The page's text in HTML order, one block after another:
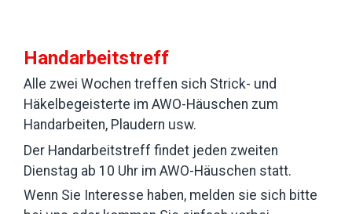
Handarbeitstreff
Alle zwei Wochen treffen sich Strick- und
Häkelbegeisterte im AWO-Häuschen zum
Handarbeiten, Plaudern usw.
Der Handarbeitstreff findet jeden zweiten
Dienstag ab 10 Uhr im AWO-Häuschen statt.
Wenn Sie Interesse haben, melden sie sich bitte